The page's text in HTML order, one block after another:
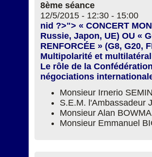
8ème séance
12/5/2015 - 12:30 - 15:00
nid ?>"> « CONCERT
Russie, Japon, UE) OU «
RENFORCÉE » (G8, G20,
Multipolarité et
Le rôle de la
négociations
Monsieur Irnerio
S.E.M. l'Ambassadeur
Monsieur Alan
Monsieur Emmanuel